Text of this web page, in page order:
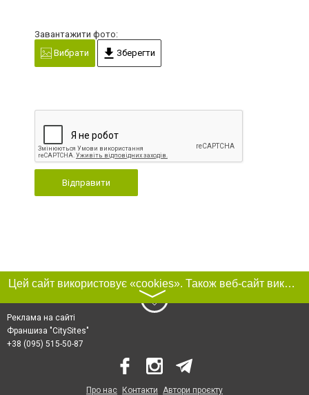
Завантажити фото:
Вибрати
Зберегти
Відправити
Цей сайт використовує «cookies». Також веб-сайт використовує інтернет-сервіс для збору технічних даних стосовно відвідувачів з метою отримання маркетингової та статистичної інформації. Умови обробки даних відвідувачів сайту див.
〉
Реклама на сайті
Франшиза "CitySites"
+38 (095) 515-50-87
Про нас Контакти Автори проєкту